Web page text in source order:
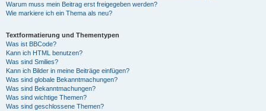
Warum muss mein Beitrag erst freigegeben werden?
Wie markiere ich ein Thema als neu?
Textformatierung und Thementypen
Was ist BBCode?
Kann ich HTML benutzen?
Was sind Smilies?
Kann ich Bilder in meine Beiträge einfügen?
Was sind globale Bekanntmachungen?
Was sind Bekanntmachungen?
Was sind wichtige Themen?
Was sind geschlossene Themen?